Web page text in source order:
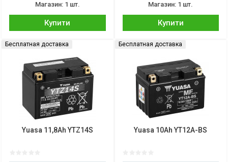
Магазин: 1 шт.
Купити
Магазин: 1 шт.
Купити
Бесплатная доставка
Yuasa 11,8Ah YTZ14S
Бесплатная доставка
Yuasa 10Ah YT12A-BS